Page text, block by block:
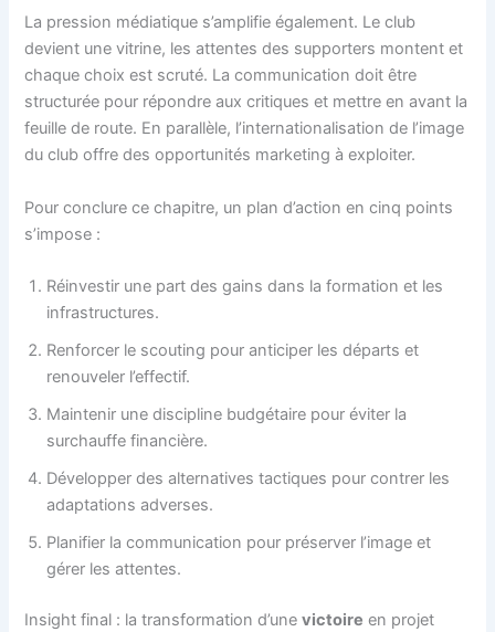
La pression médiatique s’amplifie également. Le club
devient une vitrine, les attentes des supporters montent et
chaque choix est scruté. La communication doit être
structurée pour répondre aux critiques et mettre en avant la
feuille de route. En parallèle, l’internationalisation de l’image
du club offre des opportunités marketing à exploiter.
Pour conclure ce chapitre, un plan d’action en cinq points
s’impose :
Réinvestir une part des gains dans la formation et les
infrastructures.
Renforcer le scouting pour anticiper les départs et
renouveler l’effectif.
Maintenir une discipline budgétaire pour éviter la
surchauffe financière.
Développer des alternatives tactiques pour contrer les
adaptations adverses.
Planifier la communication pour préserver l’image et
gérer les attentes.
Insight final : la transformation d’unevictoire en projet